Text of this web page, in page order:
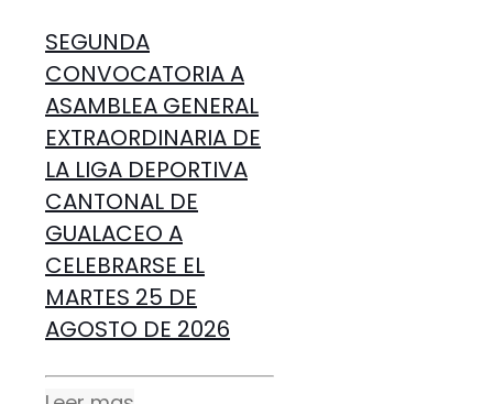
SEGUNDA
CONVOCATORIA A
ASAMBLEA GENERAL
EXTRAORDINARIA DE
LA LIGA DEPORTIVA
CANTONAL DE
GUALACEO A
CELEBRARSE EL
MARTES 25 DE
AGOSTO DE 2026